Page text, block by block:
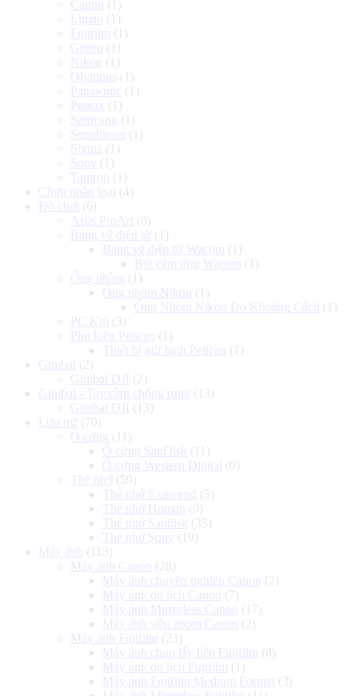
Canon
(1)
Elgato (1)
Fujifilm (1)
Gopro (1)
Nikon
(1)
Olympus (1)
Panasonic (1)
Pentax (1)
Samyang (1)
Sennhieser
(1)
Sigma (1)
Sony (1)
Tamron
(1)
Chưa phân loại (4)
Đồ chơi (6)
Asus ProArt (0)
Bảng vẽ điện tử (1)
Bảng vẽ điện tử Wacom (1)
Bút cảm ứng Wacom (1)
Ống nhòm (1)
Ống nhòm Nikon
(1)
Ống Nhòm Nikon Đo Khoảng Cách
(1)
PC Km (3)
Phụ kiện Pelican
(1)
Thiết bị giữ lạnh Pelican
(1)
Gimbal (2)
Gimbal DJI (2)
Gimbal - Tay cầm chống rung (13)
Gimbal DJI (13)
Lưu trữ (70)
Ổ cứng (11)
Ổ cứng SanDisk (11)
Ổ cứng Western Digital (0)
Thẻ nhớ (59)
Thẻ nhớ Exascend
(5)
Thẻ nhớ Homan
(0)
Thẻ nhớ Sandisk (35)
Thẻ nhớ Sony (19)
Máy ảnh
(113)
Máy ảnh Canon
(28)
Máy ảnh chuyên nghiệp Canon
(2)
Máy ảnh du lịch Canon
(7)
Máy ảnh Mirrorless Canon
(17)
Máy ảnh siêu zoom Canon
(2)
Máy ảnh Fujifilm (23)
Máy ảnh chụp lấy liền Fujifilm (8)
Máy ảnh du lịch Fujifilm (1)
Máy ảnh Fujifilm Medium Format (3)